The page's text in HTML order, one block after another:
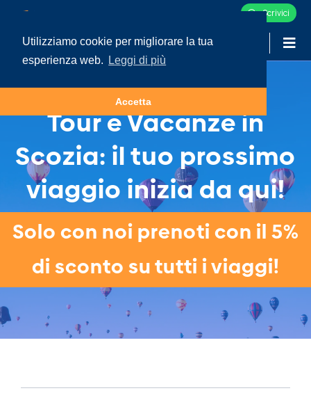
Utilizziamo cookie per migliorare la tua
esperienza web.
Leggi di più
Accetta
Scrivici
Tour e Vacanze in
Scozia: il tuo prossimo
viaggio inizia da qui!
Solo con noi prenoti con il 5%
di sconto su tutti i viaggi!